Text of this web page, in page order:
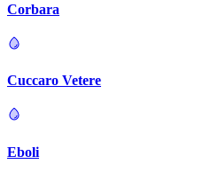
Corbara
Cuccaro Vetere
Eboli